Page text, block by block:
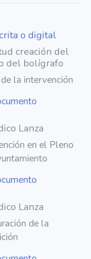
o digital
creación del
del bolígrafo
la intervención
Lanza
en el Pleno
Lanza
de la